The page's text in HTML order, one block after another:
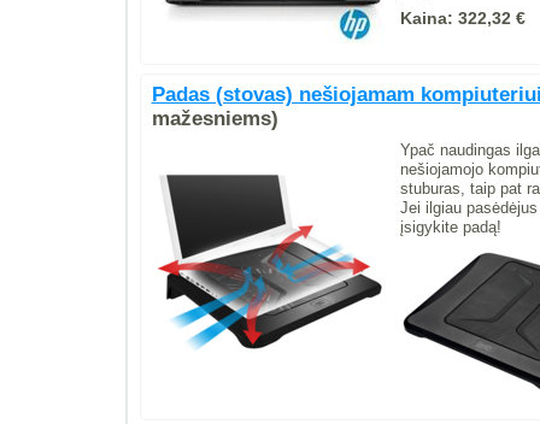
Kaina: 322,32 €
Padas (stovas) nešiojamam
mažesniems)
Ypač naudingas
nešiojamojo
stuburas, taip pat
Jei ilgiau
įsigykite padą!